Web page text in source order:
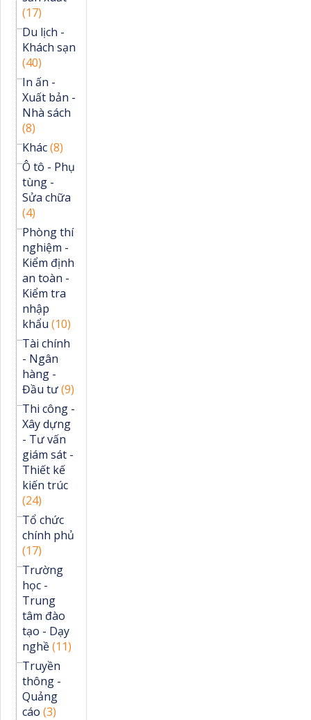
(17)
Du lịch -
Khách sạn
(40)
In ấn -
Xuất bản -
Nhà sách
(8)
Khác(8)
Ô tô - Phụ
tùng -
Sửa chữa
(4)
Phòng thí
nghiệm -
Kiểm định
an toàn -
Kiểm tra
nhập
khẩu (10)
Tài chính
- Ngân
hàng -
Đầu tư(9)
Thi công -
Xây dựng
- Tư vấn
giám sát -
Thiết kế
kiến trúc
(24)
Tổ chức
chính phủ
(17)
Trường
học -
Trung
tâm đào
tạo - Dạy
nghề(11)
Truyền
thông -
Quảng
cáo (3)